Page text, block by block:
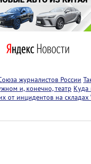
журналистов России
и, конечно, театр Куда
от инцидентов на